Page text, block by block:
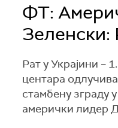
ФТ:
Зеленски:
Рат у Украјини –
центара
стамбену зграду
амерички лидер